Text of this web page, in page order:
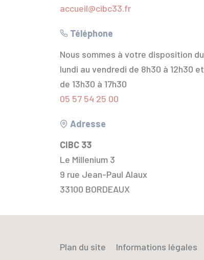
accueil@cibc33.fr
Téléphone
Nous sommes à votre disposition du
lundi au vendredi de 8h30 à 12h30 et
de 13h30 à 17h30
05 57 54 25 00
Adresse
CIBC 33
Le Millenium 3
9 rue Jean-Paul Alaux
33100 BORDEAUX
Plan du site Informations légales